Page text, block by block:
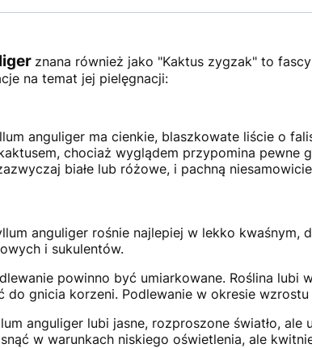
znana również jako "Kaktus zygzak" to
na temat jej pielęgnacji:
anguliger ma cienkie, blaszkowate liście o
chociaż wyglądem przypomina pewne
białe lub różowe, i pachną
anguliger rośnie najlepiej w lekko kwaśnym,
i sukulentów.
powinno być umiarkowane. Roślina lubi
do gnicia korzeni. Podlewanie w okresie
anguliger lubi jasne, rozproszone światło,
w warunkach niskiego oświetlenia, ale